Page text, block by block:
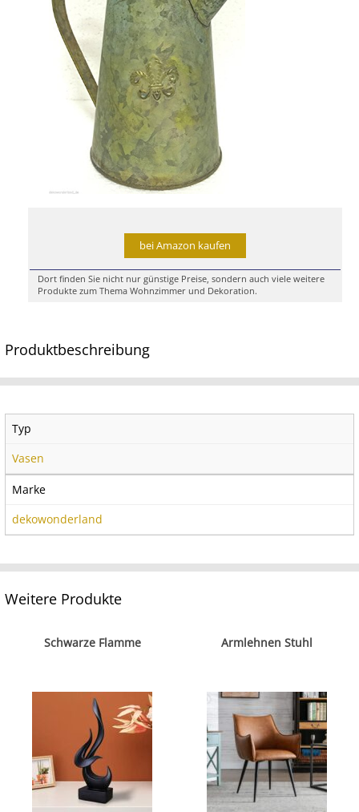
bei Amazon kaufen
Dort finden Sie nicht nur günstige Preise, sondern auch viele weitere
Produkte zum Thema Wohnzimmer und Dekoration.
Produktbeschreibung
Typ
Vasen
Marke
dekowonderland
Weitere Produkte
Schwarze Flamme Armlehnen Stuhl